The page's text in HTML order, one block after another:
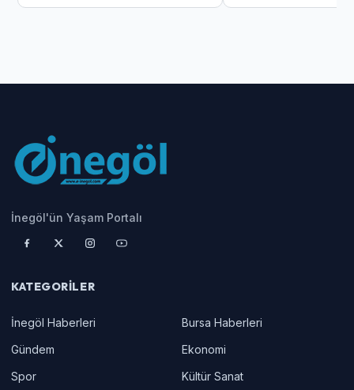
İnegöl'ün Yaşam Portalı
KATEGORILER
İnegöl Haberleri
Bursa Haberleri
Gündem
Ekonomi
Spor
Kültür Sanat